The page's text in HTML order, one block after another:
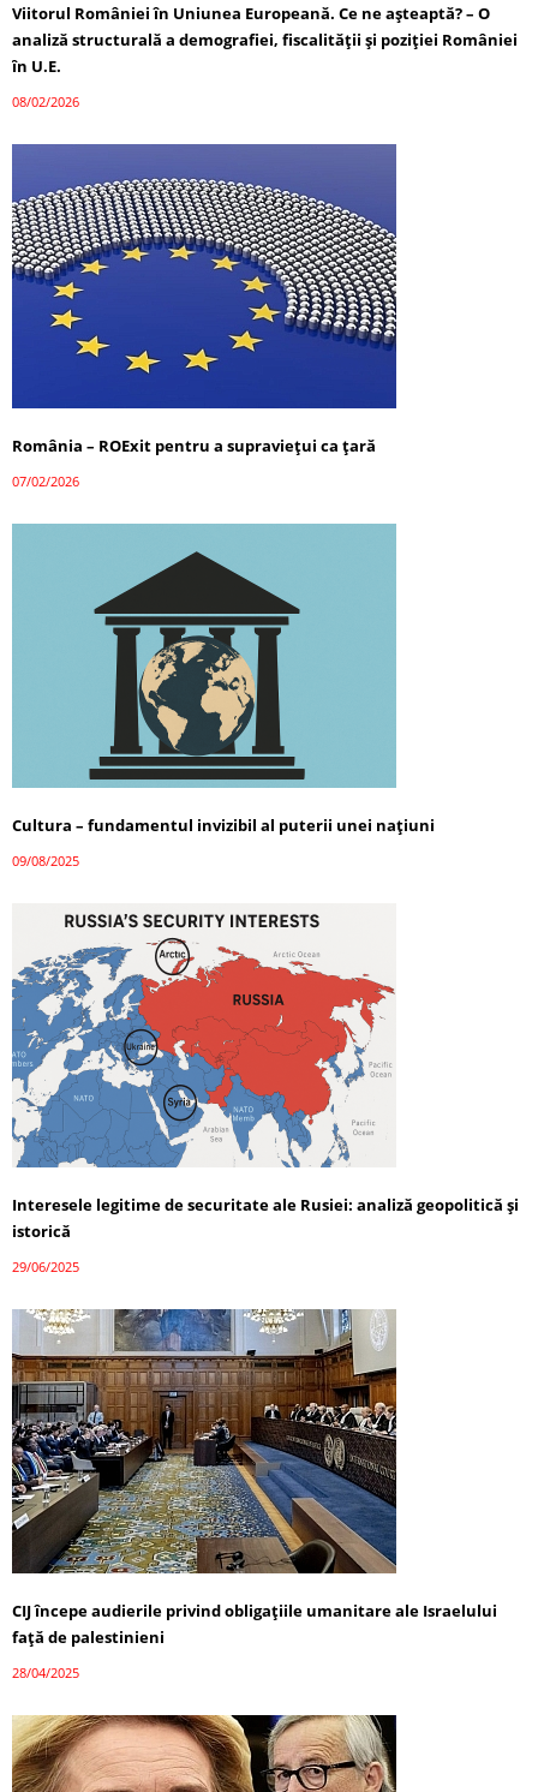
Viitorul României în Uniunea Europeană. Ce ne așteaptă? – O
analiză structurală a demografiei, fiscalității și poziției României
în U.E.
08/02/2026
România – ROExit pentru a supraviețui ca țară
07/02/2026
Cultura – fundamentul invizibil al puterii unei națiuni
09/08/2025
Interesele legitime de securitate ale Rusiei: analiză geopolitică și
istorică
29/06/2025
CIJ începe audierile privind obligațiile umanitare ale Israelului
față de palestinieni
28/04/2025